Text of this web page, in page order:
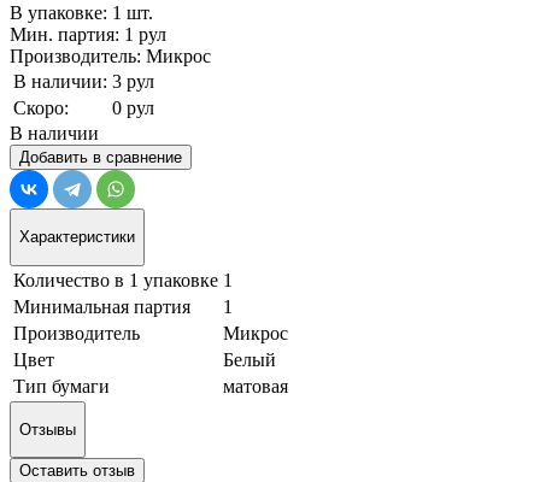
В упаковке: 1 шт.
Мин. партия: 1 рул
Производитель: Микрос
В наличии: 3 рул
Скоро:
0 рул
В наличии
Добавить в сравнение
Характеристики
Количество в 1 упаковке 1
Минимальная партия
1
Производитель
Микрос
Цвет
Белый
Тип бумаги
матовая
Отзывы
Оставить отзыв